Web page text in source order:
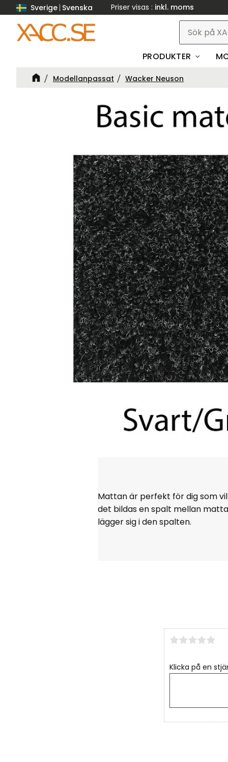
Sverige Svenska Priser visas inkl. moms
PRODUKTER
Modellanpassat Wacker Neuson
Mattan är perfekt för dig som
det bildas en spalt mellan
lägger sig i den spalten.
Klicka på en